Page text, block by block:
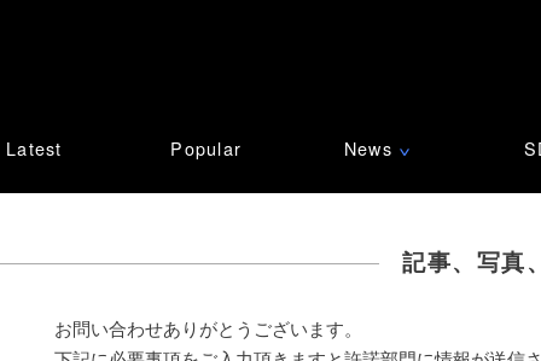
Latest Popular News ∨
記事、写真
お問い合わせありがとうございます。